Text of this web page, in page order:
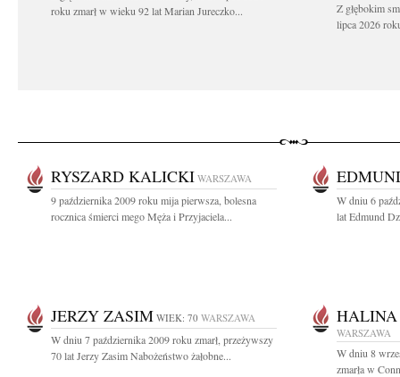
roku zmarł w wieku 92 lat Marian Jureczko...
Z głębokim
lipca 2026
RYSZARD KALICKI WARSZAWA
9 października 2009 roku mija pierwsza, bolesna
rocznica śmierci mego Męża i Przyjaciela...
W dniu 6
lat Edmund
JERZY ZASIM WIEK: 70 WARSZAWA
W dniu 7 października 2009 roku zmarł, przeżywszy
70 lat Jerzy Zasim Nabożeństwo żałobne...
WARSZAWA
W dniu 8
zmarła w